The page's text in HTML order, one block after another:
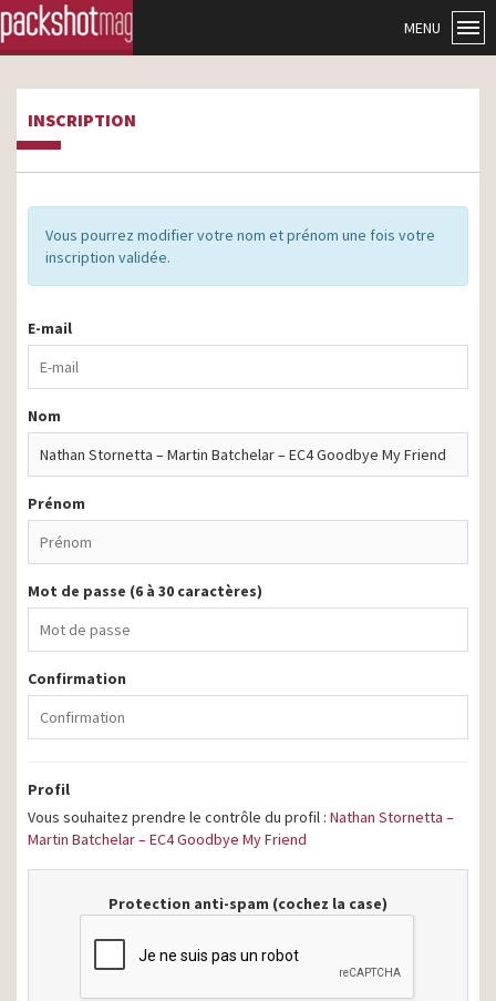
MENU
INSCRIPTION
Vous pourrez modifier votre nom et prénom une fois votre
inscription validée.
E-mail
Nom
Prénom
Mot de passe (6 à 30 caractères)
Confirmation
Profil
Vous souhaitez prendre le contrôle du profil : Nathan Stornetta –
Martin Batchelar – EC4 Goodbye My Friend
Protection anti-spam (cochez la case)